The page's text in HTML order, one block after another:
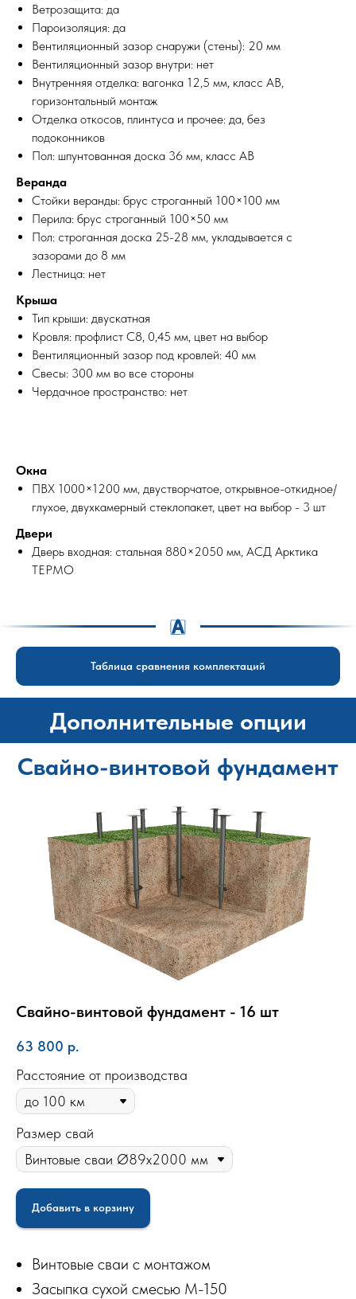
Ветрозащита: да
Пароизоляция: да
Вентиляционный зазор снаружи (стены): 20 мм
Вентиляционный зазор внутри: нет
Внутренняя отделка: вагонка 12,5 мм, класс АВ,
горизонтальный монтаж
Отделка откосов, плинтуса и прочее: да, без
подоконников
Пол: шпунтованная доска 36 мм, класс АВ
Веранда
Стойки веранды: брус строганный 100×100 мм
Перила: брус строганный 100×50 мм
Пол: строганная доска 25-28 мм, укладывается с
зазорами до 8 мм
Лестница: нет
Крыша
Тип крыши: двускатная
Кровля: профлист С8, 0,45 мм, цвет на выбор
Вентиляционный зазор под кровлей: 40 мм
Свесы: 300 мм во все стороны
Чердачное пространство: нет
Окна
ПВХ 1000×1200 мм, двустворчатое, открывное-откидное/
глухое, двухкамерный стеклопакет, цвет на выбор - 3 шт
Двери
Дверь входная: стальная 880×2050 мм, АСД Арктика
ТЕРМО
Таблица сравнения комплектаций
Дополнительные опции
Свайно-винтовой фундамент
Свайно-винтовой фундамент - 16 шт
63 800 р.
Расстояние от производства
Размер свай
Добавить в корзину
Винтовые сваи с монтажом
Засыпка сухой смесью М-150